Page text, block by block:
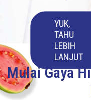
YUK,
TAHU
LEBIH
LANJUT
Ayo
Mulai Gaya